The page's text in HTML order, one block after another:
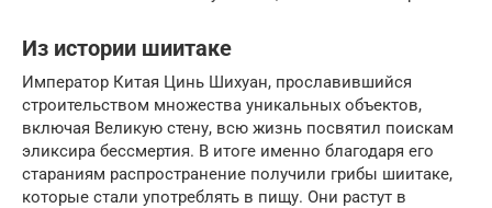
Из истории шиитаке
Император Китая Цинь Шихуан, прославившийся
строительством множества уникальных объектов,
включая Великую стену, всю жизнь посвятил поискам
эликсира бессмертия. В итоге именно благодаря его
стараниям распространение получили грибы шиитаке,
которые стали употреблять в пищу. Они растут в